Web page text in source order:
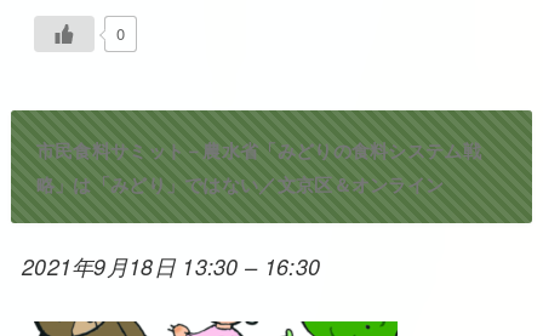
0
市民食料サミット－農水省「みどりの食料システム戦
略」は「みどり」ではない／文京区＆オンライン
2021年9月18日 13:30 – 16:30